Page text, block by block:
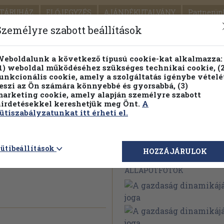
ELŐJEGYZÉS AJÁNDÉKUTALVÁNY
SEGÍTSÉG
PILLANATNYI ÁRAINK FENNTARTHATÓ
Részletes kereső Témaköri fa
Megvásárolható
ÁLLAPOTFOTÓK
szabott beállítások
a következő típusú cookie-kat alkalmazza:
weboldal működéséhez szükséges technikai cookie,
cookie, amely a szolgáltatás igénybe
az Ön számára könnyebbé és gyorsabbá, (3)
cookie, amely alapján személyre szabott
kereshetjük meg Önt. A
itt érheti el.
HOZZÁJÁRULOK